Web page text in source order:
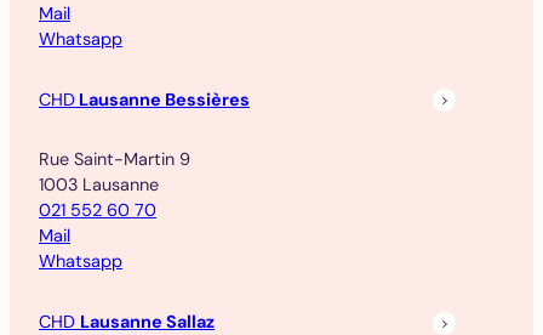
Mail
Whatsapp
CHD Lausanne Bessières
Rue Saint-Martin 9
1003 Lausanne
021 552 60 70
Mail
Whatsapp
CHD Lausanne Sallaz